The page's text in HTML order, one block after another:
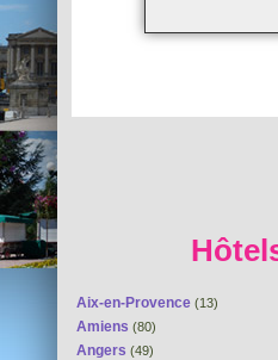
Aix-en-Provence (13)
Amiens (80)
Angers (49)